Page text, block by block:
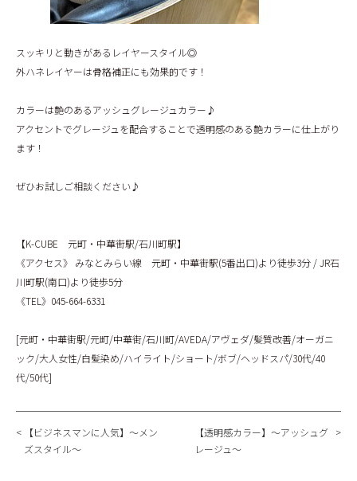
スッキリと動きがあるレイヤースタイル◎
外ハネレイヤーは骨格補正にも効果的です！
カラーは艶のあるアッシュグレージュカラー♪
アクセントでグレージュを配合することで透明感のある艶カラーに仕上がり
ます！
ぜひお試しご相談ください♪
【K-CUBE 元町・中華街駅/石川町駅】
《アクセス》 みなとみらい線 元町・中華街駅(5番出口)より徒歩3分 / JR石
川町駅(南口)より徒歩5分
《TEL》045-664-6331
[元町・中華街駅/元町/中華街/石川町/AVEDA/アヴェダ/髪質改善/オーガニ
ック/大人女性/白髪染め/ハイライト/ショート/ボブ/ヘッドスパ/30代/40
代/50代]
【ビジネスマンに人気】～メン
ズスタイル～
【透明感カラー】～アッシュグ
レージュ～